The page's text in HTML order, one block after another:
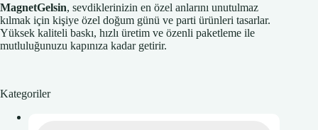
MagnetGelsin, sevdiklerinizin en özel anlarını unutulmaz
kılmak için kişiye özel doğum günü ve parti ürünleri tasarlar.
Yüksek kaliteli baskı, hızlı üretim ve özenli paketleme ile
mutluluğunuzu kapınıza kadar getirir.
Kategoriler